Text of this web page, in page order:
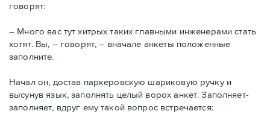
говорят:
– Много вас тут хитрых таких главными инженерами стать
хотят. Вы, – говорят, – вначале анкеты положенные
заполните.
Начал он, достав паркеровскую шариковую ручку и
высунув язык, заполнять целый ворох анкет. Заполняет-
заполняет, вдруг ему такой вопрос встречается: